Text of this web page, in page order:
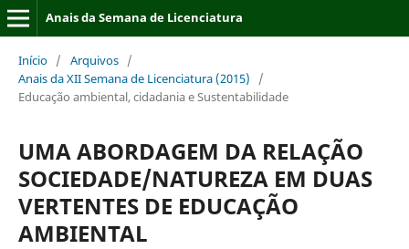
Anais da Semana de Licenciatura
Início / Arquivos /
Anais da XII Semana de Licenciatura (2015)
/
Educação ambiental, cidadania e Sustentabilidade
UMA ABORDAGEM DA RELAÇÃO
SOCIEDADE/NATUREZA EM DUAS
VERTENTES DE EDUCAÇÃO
AMBIENTAL